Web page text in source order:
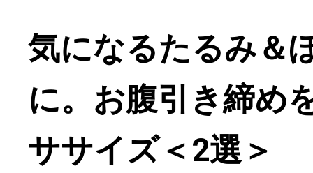
気になるたるみ＆
に。お腹引き締め
ササイズ＜2選＞